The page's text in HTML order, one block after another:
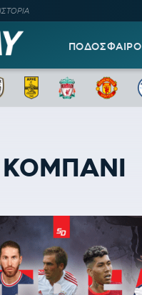
ΠΟΔΟΣΦΑΙΡΟ
ΚΟΜΠΑΝΙ